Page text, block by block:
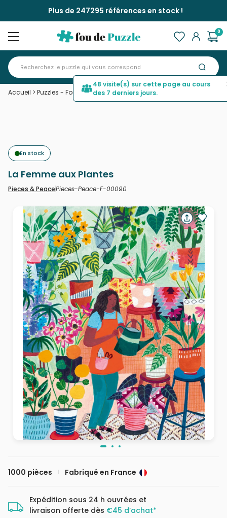
Plus de 247295 références en stock !
0
Accueil > Puzzles - Forêts, Fleurs et Jardins>La Femme aux Plantes
En stock
La Femme aux Plantes
Pieces & PeacePieces-Peace-F-00090
1000 pièces Fabriqué en France
Expédition sous 24 h ouvrées et
livraison offerte dès €45 d’achat*
48 visite(s) sur cette page au cours
des 7 derniers jours.